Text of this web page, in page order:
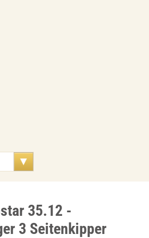
35.12 -
3 Seitenkipper